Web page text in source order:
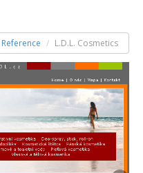
Reference L.D.L. Cosmetics